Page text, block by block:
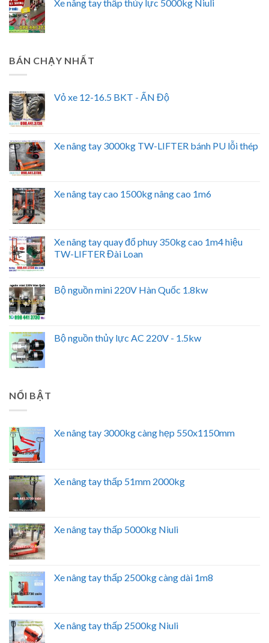
Xe nâng tay thấp thủy lực 5000kg Niuli
BÁN CHẠY NHẤT
Vỏ xe 12-16.5 BKT - ẤN Độ
Xe nâng tay 3000kg TW-LIFTER bánh PU lỗi thép
Xe nâng tay cao 1500kg nâng cao 1m6
Xe nâng tay quay đổ phuy 350kg cao 1m4 hiệu
TW-LIFTER Đài Loan
Bộ nguồn mini 220V Hàn Quốc 1.8kw
Bộ nguồn thủy lực AC 220V - 1.5kw
NỔI BẬT
Xe nâng tay 3000kg càng hẹp 550x1150mm
Xe nâng tay thấp 51mm 2000kg
Xe nâng tay thấp 5000kg Niuli
Xe nâng tay thấp 2500kg càng dài 1m8
Xe nâng tay thấp 2500kg Niuli